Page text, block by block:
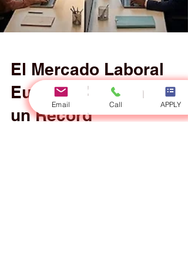
Email Call APPLY